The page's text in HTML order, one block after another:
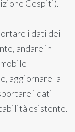
Cespiti).
i dati dei
andare in
aggiornare la
i dati
esistente.